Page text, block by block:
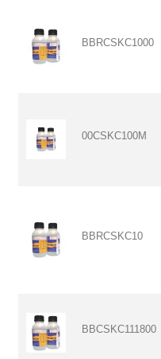
BBRCSKC1000
00CSKC100M
BBRCSKC10
BBCSKC111800